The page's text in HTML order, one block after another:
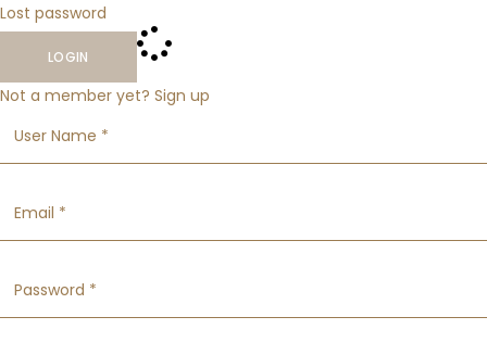
Lost password
LOGIN
Not a member yet? Sign up